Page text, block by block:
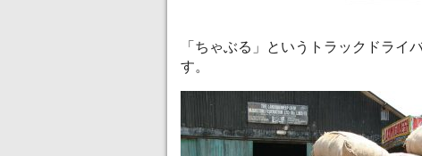
「ちゃぶる」というトラックドライ
す。